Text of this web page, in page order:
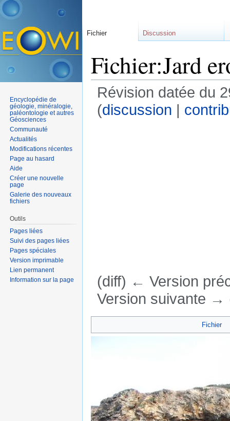
Fichier:Jard
Révision datée du
(discussion |
(diff) ← Version
Version suivante →
Fichier
Fichier Discussion
Encyclopédie de
géologie, minéralogie,
paléontologie et autres
Géosciences
Communauté
Actualités
Modifications récentes
Page au hasard
Aide
Créer une nouvelle
page
Galerie des nouveaux
fichiers
Outils
Pages liées
Suivi des pages liées
Pages spéciales
Version imprimable
Lien permanent
Information sur la page